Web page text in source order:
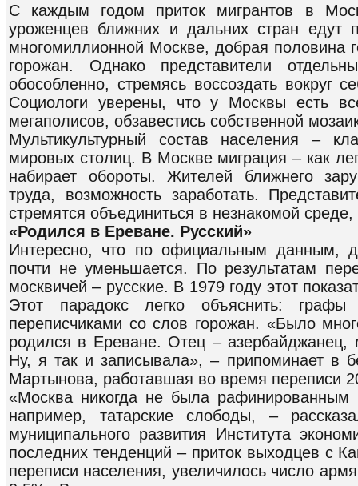
С каждым годом приток мигрантов в
уроженцев ближних и дальних стран едут
многомиллионной Москве, добрая половина
горожан. Однако представители
обособленно, стремясь воссоздать вокруг
Социологи уверены, что у Москвы есть
мегаполисов, обзавестись собственной
Мультикультурный состав населения –
мировых столиц. В Москве миграция – как
набирает обороты. Жителей ближнего
труда, возможность заработать.
стремятся объединиться в незнакомой
«Родился в Ереване. Русский»
Интересно, что по официальным данным,
почти не уменьшается. По результатам
москвичей – русские. В 1979 году этот
Этот парадокс легко объяснить: графы
переписчиками со слов горожан. «Было
родился в Ереване. Отец –
Ну, я так и записывала», – припоминает в
Мартынова, работавшая во время переписи
«Москва никогда не была рафинированным
например, татарские слободы, –
муниципального развития Института
последних тенденций – приток выходцев с
переписи населения, увеличилось число